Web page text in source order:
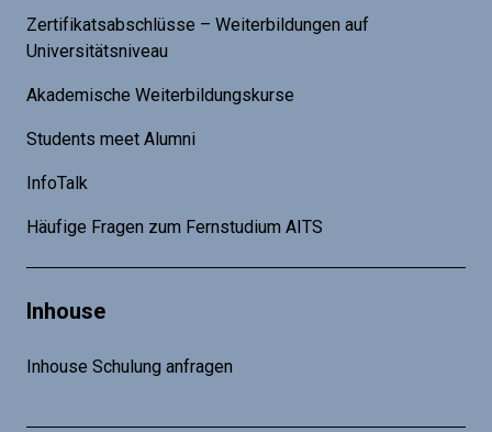
Zertifikatsabschlüsse – Weiterbildungen auf
Universitätsniveau
Akademische Weiterbildungskurse
Students meet Alumni
InfoTalk
Häufige Fragen zum Fernstudium AITS
Inhouse
Inhouse Schulung anfragen